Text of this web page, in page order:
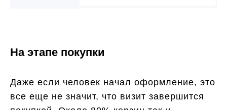
На этапе покупки
Даже если человек начал оформление, это
все еще не значит, что визит завершится